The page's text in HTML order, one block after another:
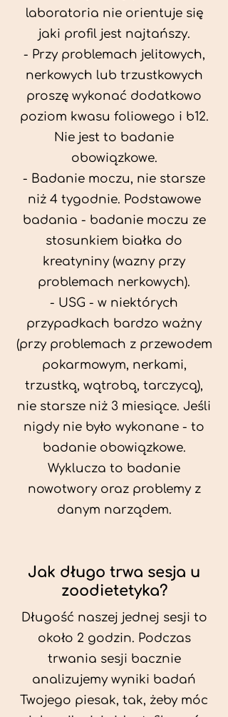
laboratoria nie orientuje się
jaki profil jest najtańszy.
- Przy problemach jelitowych,
nerkowych lub trzustkowych
proszę wykonać dodatkowo
poziom kwasu foliowego i b12.
Nie jest to badanie
obowiązkowe.
- Badanie moczu, nie starsze
niż 4 tygodnie. Podstawowe
badania - badanie moczu ze
stosunkiem białka do
kreatyniny (wazny przy
problemach nerkowych).
- USG - w niektórych
przypadkach bardzo ważny
(przy problemach z przewodem
pokarmowym, nerkami,
trzustką, wątrobą, tarczycą),
nie starsze niż 3 miesiące. Jeśli
nigdy nie było wykonane - to
badanie obowiązkowe.
Wyklucza to badanie
nowotwory oraz problemy z
danym narządem.
Jak długo trwa sesja u
zoodietetyka?
Długość naszej jednej sesji to
około 2 godzin. Podczas
trwania sesji bacznie
analizujemy wyniki badań
Twojego piesak, tak, żeby móc